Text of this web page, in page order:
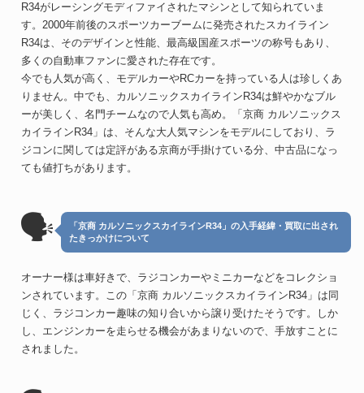
R34がレーシングモディファイされたマシンとして知られていま
す。2000年前後のスポーツカーブームに発売されたスカイライン
R34は、そのデザインと性能、最高級国産スポーツの称号もあり、
多くの自動車ファンに愛された存在です。
今でも人気が高く、モデルカーやRCカーを持っている人は珍しくあ
りません。中でも、カルソニックスカイラインR34は鮮やかなブル
ーが美しく、名門チームなので人気も高め。「京商 カルソニックス
カイラインR34」は、そんな大人気マシンをモデルにしており、ラ
ジコンに関しては定評がある京商が手掛けている分、中古品になっ
ても値打ちがあります。
🗣
「京商 カルソニックスカイラインR34」の入手経緯・買取に出され
たきっかけについて
オーナー様は車好きで、ラジコンカーやミニカーなどをコレクショ
ンされています。この「京商 カルソニックスカイラインR34」は同
じく、ラジコンカー趣味の知り合いから譲り受けたそうです。しか
し、エンジンカーを走らせる機会があまりないので、手放すことに
されました。